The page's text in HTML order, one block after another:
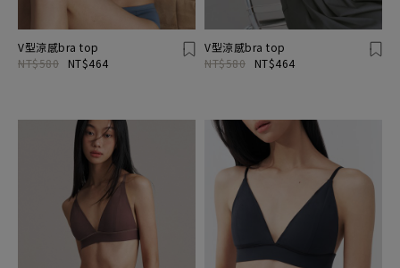
V型涼感bra top
NT$580
NT$464
V型涼感bra top
NT$580
NT$464